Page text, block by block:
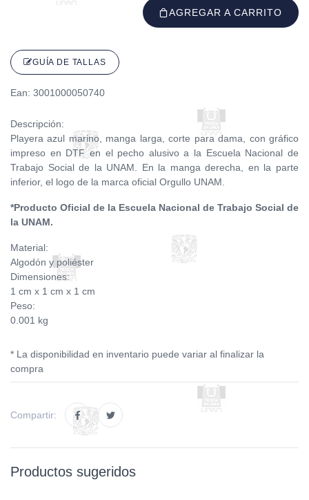
AGREGAR A CARRITO
GUÍA DE TALLAS
Ean: 3001000050740
Descripción:
Playera azul marino, manga larga, corte para dama, con gráfico
impreso en DTF en el pecho alusivo a la Escuela Nacional de
Trabajo Social de la UNAM. En la manga derecha, en la parte
inferior, el logo de la marca oficial Orgullo UNAM.
*Producto Oficial de la Escuela Nacional de Trabajo Social de
la UNAM.
Material:
Algodón y poliéster
Dimensiones:
1 cm x 1 cm x 1 cm
Peso:
0.001 kg
* La disponibilidad en inventario puede variar al finalizar la
compra
Compartir:
Productos sugeridos